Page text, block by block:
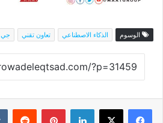
الوسوم الذكاء الاصطناعي تعاون تقني جي 42
فيسبوك‫X لينكدإن بينتيريست